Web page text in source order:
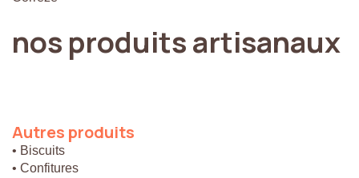
nos produitsartisanaux
Autres produits
• Biscuits
• Confitures